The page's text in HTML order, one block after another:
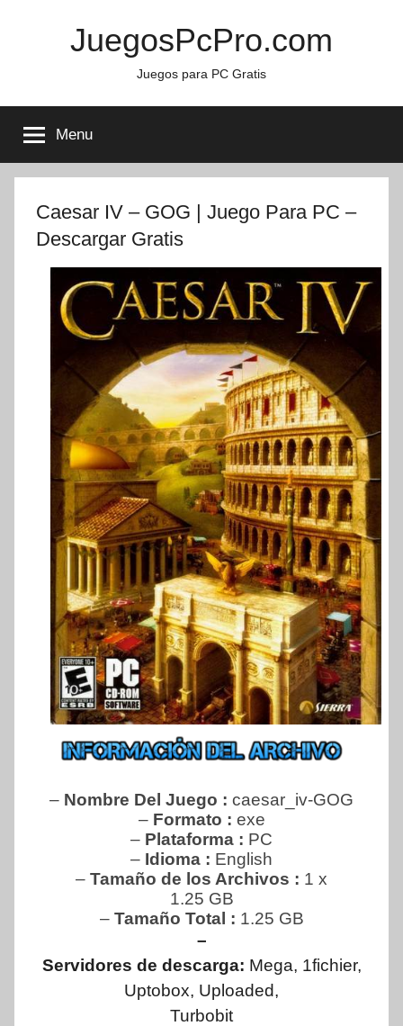
JuegosPcPro.com
Juegos para PC Gratis
Menu
Caesar IV – GOG | Juego Para PC –
Descargar Gratis
– Nombre Del Juego : caesar_iv-GOG
– Formato : exe
– Plataforma : PC
– Idioma : English
– Tamaño de los Archivos : 1 x
1.25 GB
– Tamaño Total : 1.25 GB
–
Servidores de descarga: Mega, 1fichier,
Uptobox, Uploaded,
Turbobit